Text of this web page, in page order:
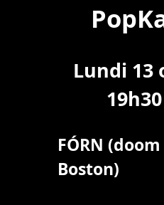
Lundi 13
FÓRN
Boston)